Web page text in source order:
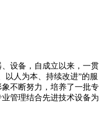
设备，自成立以来，一贯
以人为本、持续改进”的服
不断努力，培养了一批专
管理结合先进技术设备为